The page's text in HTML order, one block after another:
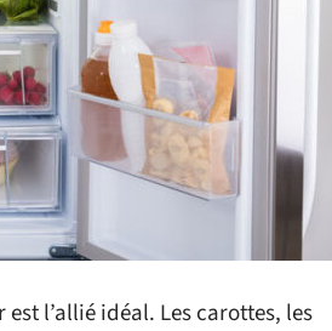
l’allié idéal. Les carottes, les